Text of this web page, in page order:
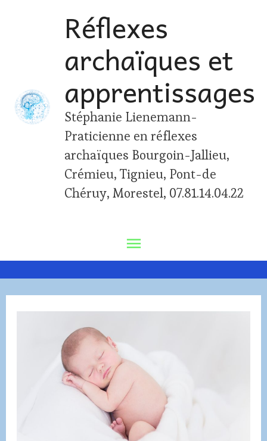
Réflexes
archaïques et
apprentissages
Stéphanie Lienemann-
Praticienne en réflexes
archaïques Bourgoin-Jallieu,
Crémieu, Tignieu, Pont-de
Chéruy, Morestel, 07.81.14.04.22
Main
Menu